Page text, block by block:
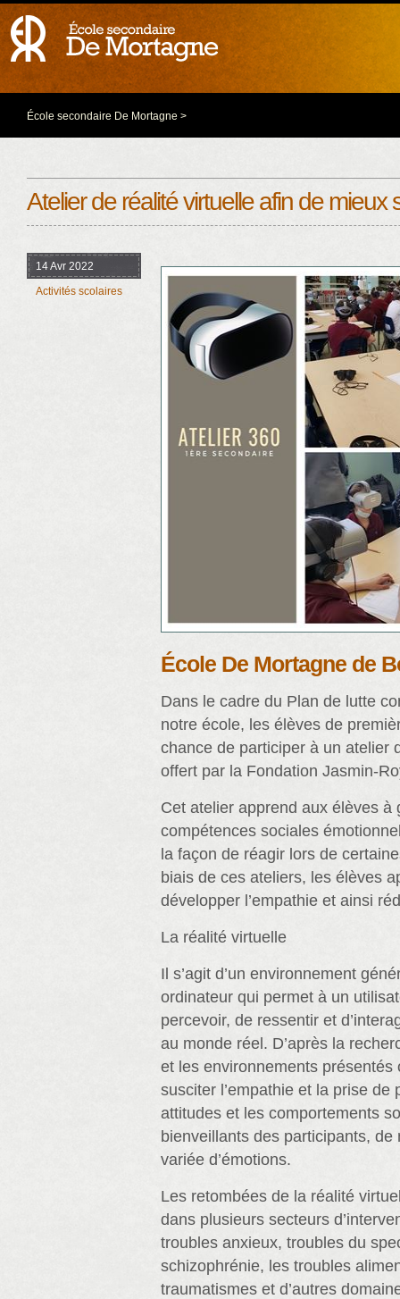
École secondaire De Mortagne >
Atelier de réalité virtuelle afin de mieux
14 Avr 2022
Activités scolaires
École De Mortagne de
Dans le cadre du Plan de lutte
notre école, les élèves de
chance de participer à un atelier
offert par la Fondation Jasmin-
Cet atelier apprend aux élèves à
compétences sociales
la façon de réagir lors de
biais de ces ateliers, les élèves
développer l’empathie et ainsi
La réalité virtuelle
Il s’agit d’un environnement
ordinateur qui permet à un
percevoir, de ressentir et
au monde réel. D’après la
et les environnements présentés
susciter l’empathie et la prise de
attitudes et les comportements
bienveillants des participants, de
variée d’émotions.
Les retombées de la réalité
dans plusieurs secteurs
troubles anxieux, troubles du
schizophrénie, les troubles
traumatismes et d’autres